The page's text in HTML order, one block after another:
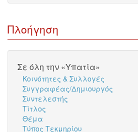
Πλοήγηση
Σε όλη την «Υπατία»
Κοινότητες & Συλλογές
Συγγραφέας/Δημιουργός
Συντελεστής
Τίτλος
Θέμα
Τύπος Τεκμηρίου